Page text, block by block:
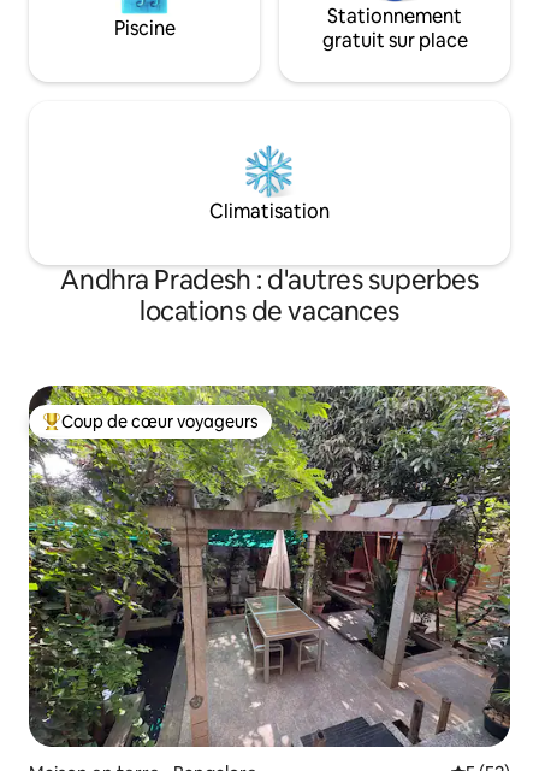
Piscine
Stationnement
gratuit sur place
Climatisation
Andhra Pradesh : d'autres superbes
locations de vacances
Coups de cœur voyageurs les plus appréciés
Coup de cœur voyageurs